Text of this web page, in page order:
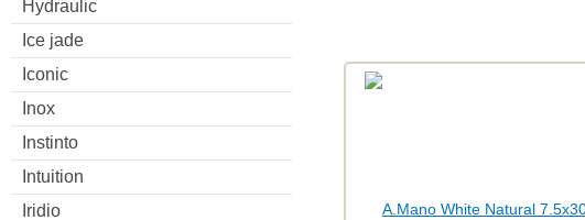
Hydraulic
Ice jade
Iconic
Inox
Instinto
Intuition
Iridio